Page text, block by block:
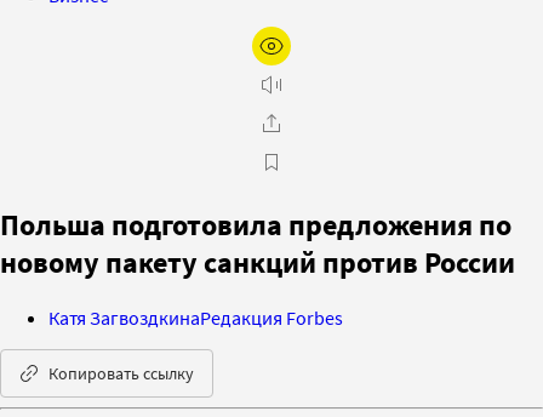
Польша подготовила предложения по
новому пакету санкций против России
Катя ЗагвоздкинаРедакция Forbes
Копировать ссылку